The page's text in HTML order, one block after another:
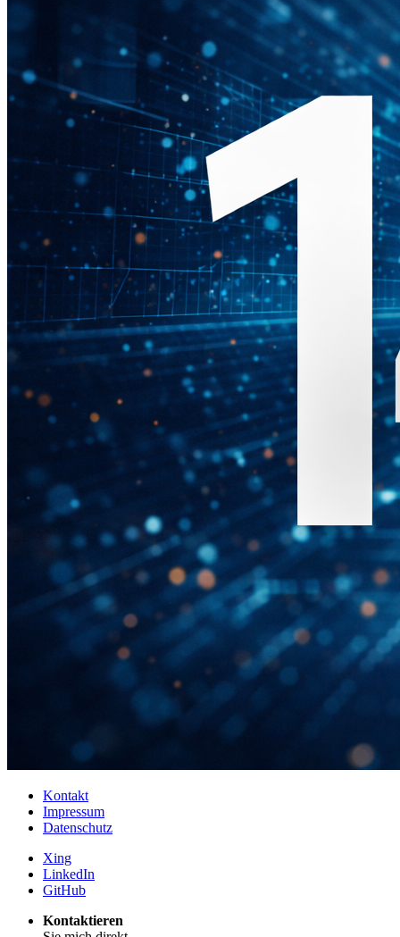
Kontakt
Impressum
Datenschutz
Xing
LinkedIn
GitHub
Kontaktieren